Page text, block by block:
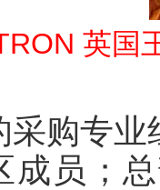
英国
采购专业
成员；